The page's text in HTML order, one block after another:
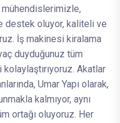
mühendislerimizle,
destek oluyor, kaliteli ve
İş makinesi kiralama
duyduğunuz tüm
Akatlar
Umar Yapı olarak,
kalmıyor, aynı
ortağı oluyoruz. Her